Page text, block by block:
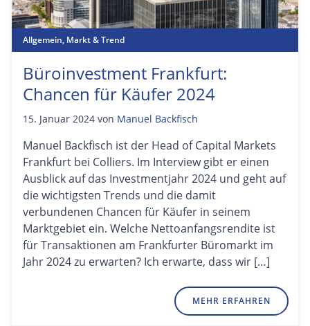
Allgemein, Markt & Trend
Büroinvestment Frankfurt:
Chancen für Käufer 2024
15. Januar 2024 von Manuel Backfisch
Manuel Backfisch ist der Head of Capital Markets
Frankfurt bei Colliers. Im Interview gibt er einen
Ausblick auf das Investmentjahr 2024 und geht auf
die wichtigsten Trends und die damit
verbundenen Chancen für Käufer in seinem
Marktgebiet ein. Welche Nettoanfangsrendite ist
für Transaktionen am Frankfurter Büromarkt im
Jahr 2024 zu erwarten? Ich erwarte, dass wir […]
MEHR ERFAHREN